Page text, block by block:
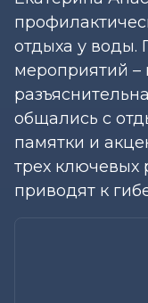
отдыха у воды.
мероприятий
общались с
памятки и
трех ключевых
приводят к